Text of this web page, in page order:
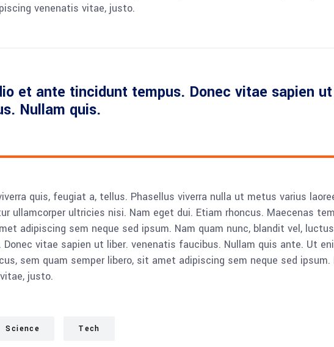
venenatis vitae, justo.
et ante tincidunt tempus. Donec vitae sapien
Nullam quis.
quis, feugiat a, tellus. Phasellus viverra nulla ut metus varius
ullamcorper ultricies nisi. Nam eget dui. Etiam rhoncus. Maecenas
adipiscing sem neque sed ipsum. Nam quam nunc, blandit vel,
vitae sapien ut liber. venenatis faucibus. Nullam quis ante. Ut
sem quam semper libero, sit amet adipiscing sem neque sed
justo.
Science Tech